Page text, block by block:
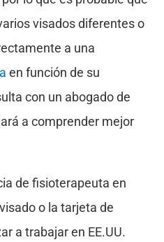
visados diferentes o
a una
en función de su
con un abogado de
a comprender mejor
de fisioterapeuta en
o la tarjeta de
a trabajar en EE.UU.